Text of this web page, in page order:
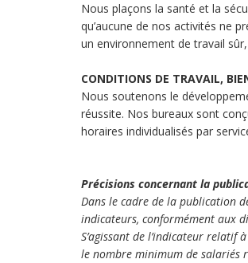
Nous plaçons la santé et la
qu’aucune de nos activités ne
un environnement de travail
CONDITIONS DE TRAVAIL,
Nous soutenons le
réussite. Nos bureaux sont
horaires individualisés par
Précisions concernant la
Dans le cadre de la publication
indicateurs, conformément aux
S’agissant de l’indicateur relatif
le nombre minimum de salariés